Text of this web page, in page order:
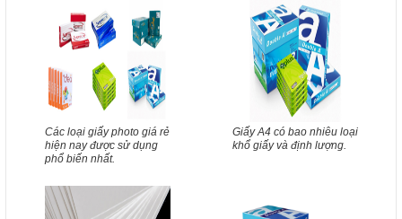
Các loại giấy photo giá rẻ
hiện nay được sử dụng
phổ biến nhất.
Giấy A4 có bao nhiêu loại
khổ giấy và định lượng.